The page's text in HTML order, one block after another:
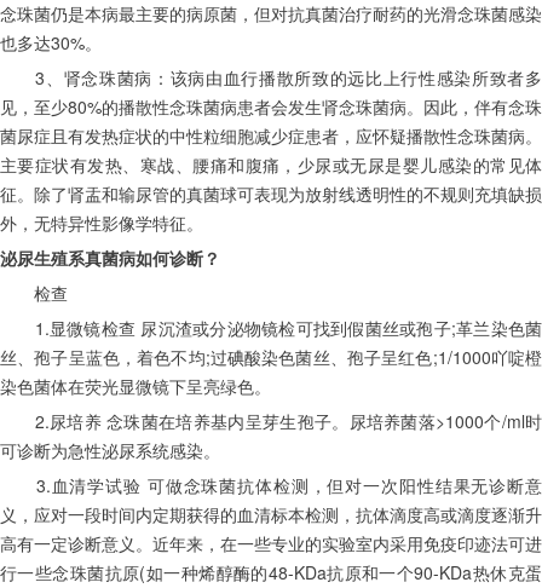
念珠菌仍是本病最主要的病原菌，但对抗真菌治疗耐药的光滑念珠菌感染
也多达30%。
3、肾念珠菌病：该病由血行播散所致的远比上行性感染所致者多
见，至少80%的播散性念珠菌病患者会发生肾念珠菌病。因此，伴有念珠
菌尿症且有发热症状的中性粒细胞减少症患者，应怀疑播散性念珠菌病。
主要症状有发热、寒战、腰痛和腹痛，少尿或无尿是婴儿感染的常见体
征。除了肾盂和输尿管的真菌球可表现为放射线透明性的不规则充填缺损
外，无特异性影像学特征。
泌尿生殖系真菌病如何诊断？
检查
1.显微镜检查 尿沉渣或分泌物镜检可找到假菌丝或孢子;革兰染色菌
丝、孢子呈蓝色，着色不均;过碘酸染色菌丝、孢子呈红色;1/1000吖啶橙
染色菌体在荧光显微镜下呈亮绿色。
2.尿培养 念珠菌在培养基内呈芽生孢子。尿培养菌落>1000个/ml时
可诊断为急性泌尿系统感染。
3.血清学试验 可做念珠菌抗体检测，但对一次阳性结果无诊断意
义，应对一段时间内定期获得的血清标本检测，抗体滴度高或滴度逐渐升
高有一定诊断意义。近年来，在一些专业的实验室内采用免疫印迹法可进
行一些念珠菌抗原(如一种烯醇酶的48-KDa抗原和一个90-KDa热休克蛋